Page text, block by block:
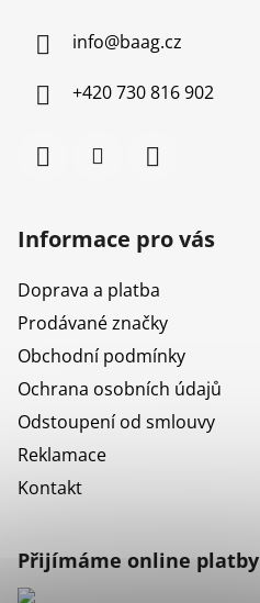
info@baag.cz
+420 730 816 902
Informace pro vás
Doprava a platba
Prodávané značky
Obchodní podmínky
Ochrana osobních údajů
Odstoupení od smlouvy
Reklamace
Kontakt
Přijímáme online platby